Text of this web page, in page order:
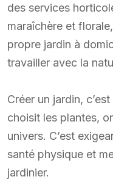
des services
maraîchère et
propre jardin à
travailler avec la
Créer un jardin,
choisit les plantes,
univers. C’est
santé physique et
jardinier.